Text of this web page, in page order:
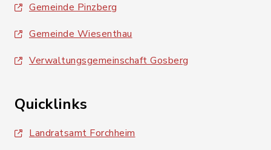
Gemeinde Pinzberg
Gemeinde Wiesenthau
Verwaltungsgemeinschaft Gosberg
Quicklinks
Landratsamt Forchheim